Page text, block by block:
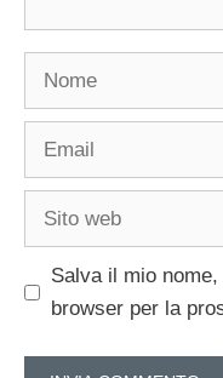
Nome
Email
Sito
Salva il mio
browser per la